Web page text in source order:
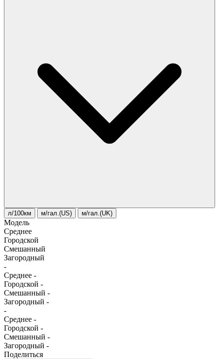
л/100км м/гал.(US) м/гал.(UK)
Модель
Среднее
Городской
Смешанный
Загородный
-
Среднее -
Городской -
Смешанный -
Загородный -
-
Среднее -
Городской -
Смешанный -
Загородный -
Поделиться